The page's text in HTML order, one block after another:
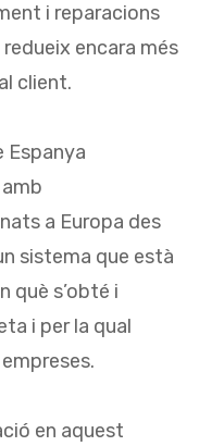
i reparacions
encara més
client.
Espanya
a Europa des
sistema que està
què s’obté i
i per la qual
en aquest